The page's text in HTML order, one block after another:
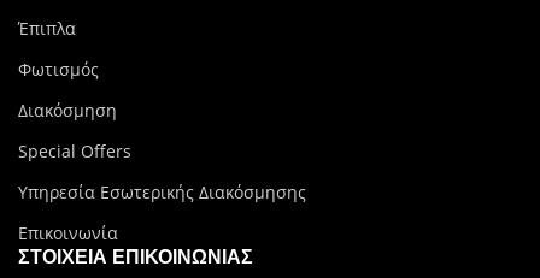
Έπιπλα
Φωτισμός
Διακόσμηση
Special Offers
Υπηρεσία Εσωτερικής Διακόσμησης
Επικοινωνία
ΣΤΟΙΧΕΊΑ ΕΠΙΚΟΙΝΩΝΊΑΣ